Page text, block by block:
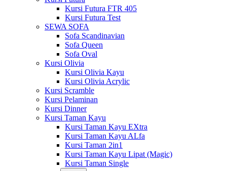
Kursi Futura FTR 405
Kursi Futura Test
SEWA SOFA
Sofa Scandinavian
Sofa Queen
Sofa Oval
Kursi Olivia
Kursi Olivia Kayu
Kursi Olivia Acrylic
Kursi Scramble
Kursi Pelaminan
Kursi Dinner
Kursi Taman Kayu
Kursi Taman Kayu EXtra
Kursi Taman Kayu ALfa
Kursi Taman 2in1
Kursi Taman Kayu Lipat (Magic)
Kursi Taman Single